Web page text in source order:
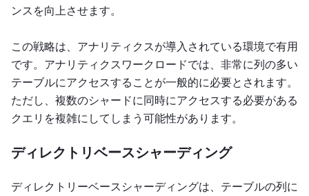
ンスを向上させます。
この戦略は、アナリティクスが導入されている環境で有用
です。アナリティクスワークロードでは、非常に列の多い
テーブルにアクセスすることが一般的に必要とされます。
ただし、複数のシャードに同時にアクセスする必要がある
クエリを複雑にしてしまう可能性があります。
ディレクトリベースシャーディング
ディレクトリーベースシャーディングは、テーブルの列に